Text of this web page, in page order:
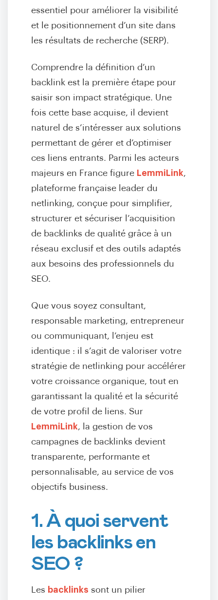
essentiel pour améliorer la visibilité
et le positionnement d’un site dans
les résultats de recherche (SERP).
Comprendre la définition d’un
backlink est la première étape pour
saisir son impact stratégique. Une
fois cette base acquise, il devient
naturel de s’intéresser aux solutions
permettant de gérer et d’optimiser
ces liens entrants. Parmi les acteurs
majeurs en France figure LemmiLink,
plateforme française leader du
netlinking, conçue pour simplifier,
structurer et sécuriser l’acquisition
de backlinks de qualité grâce à un
réseau exclusif et des outils adaptés
aux besoins des professionnels du
SEO.
Que vous soyez consultant,
responsable marketing, entrepreneur
ou communiquant, l’enjeu est
identique : il s’agit de valoriser votre
stratégie de netlinking pour accélérer
votre croissance organique, tout en
garantissant la qualité et la sécurité
de votre profil de liens. Sur
LemmiLink, la gestion de vos
campagnes de backlinks devient
transparente, performante et
personnalisable, au service de vos
objectifs business.
1. À quoi servent
les backlinks en
SEO ?
Les backlinks sont un pilier